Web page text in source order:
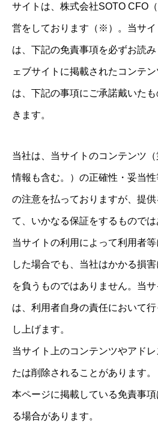
サイトは、株式会社SOTO CFO
営をしております（※）。当サ
は、下記の免責事項を必ずお読
ェブサイトに掲載されたコンテ
は、下記の事項にご承諾戴いた
きます。
当社は、当サイトのコンテンツ
情報も含む。）の正確性・妥当
の注意を払っておりますが、提
て、いかなる保証をするものでは
当サイトの利用によって利用者
した場合でも、当社はかかる損
を負うものではありません。当
は、利用者自身の責任において
し上げます。
当サイト上のコンテンツやアド
たは削除されることがあります。
本ページに掲載している免責事
る場合があります。